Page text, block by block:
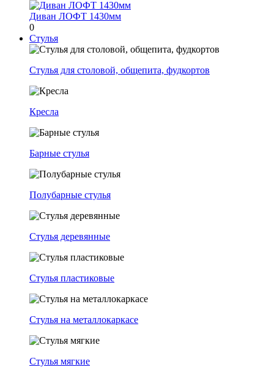
Диван ЛОФТ 1430мм
0
Стулья
Стулья для столовой, общепита, фудкортов
Кресла
Барные стулья
Полубарные стулья
Стулья деревянные
Стулья пластиковые
Стулья на металлокаркасе
Стулья мягкие